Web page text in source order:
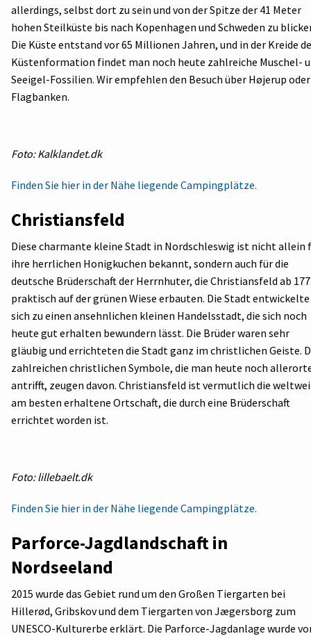
allerdings, selbst dort zu sein und von der Spitze der 41 Meter
hohen Steilküste bis nach Kopenhagen und Schweden zu
Die Küste entstand vor 65 Millionen Jahren, und in der Kreide
Küstenformation findet man noch heute zahlreiche Muschel-
Seeigel-Fossilien. Wir empfehlen den Besuch über Højerup oder
Flagbanken.
Foto: Kalklandet.dk
Finden Sie hier in der Nähe liegende Campingplätze.
Christiansfeld
Diese charmante kleine Stadt in Nordschleswig ist nicht allein
ihre herrlichen Honigkuchen bekannt, sondern auch für die
deutsche Brüderschaft der Herrnhuter, die Christiansfeld ab
praktisch auf der grünen Wiese erbauten. Die Stadt entwickelte
sich zu einen ansehnlichen kleinen Handelsstadt, die sich noch
heute gut erhalten bewundern lässt. Die Brüder waren sehr
gläubig und errichteten die Stadt ganz im christlichen Geiste.
zahlreichen christlichen Symbole, die man heute noch
antrifft, zeugen davon. Christiansfeld ist vermutlich die
am besten erhaltene Ortschaft, die durch eine Brüderschaft
errichtet worden ist.
Foto: lillebaelt.dk
Finden Sie hier in der Nähe liegende Campingplätze.
Parforce-Jagdlandschaft in
Nordseeland
2015 wurde das Gebiet rund um den Großen Tiergarten bei
Hillerød, Gribskov und dem Tiergarten von Jægersborg zum
UNESCO-Kulturerbe erklärt. Die Parforce-Jagdanlage wurde